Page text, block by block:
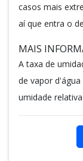
casos mais
aí que entra o
MAIS
A taxa de
de vapor
umidade